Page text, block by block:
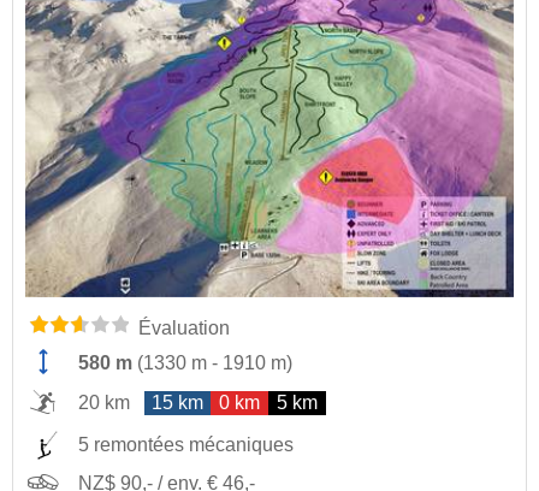
Évaluation
580 m (1330 m - 1910 m)
20 km
15 km 0 km 5 km
5 remontées mécaniques
NZ$ 90,- / env. € 46,-